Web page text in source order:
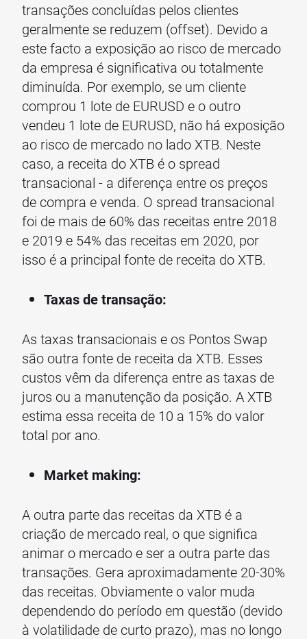
transações concluídas pelos clientes
geralmente se reduzem (offset). Devido a
este facto a exposição ao risco de mercado
da empresa é significativa ou totalmente
diminuída. Por exemplo, se um cliente
comprou 1 lote de EURUSD e o outro
vendeu 1 lote de EURUSD, não há exposição
ao risco de mercado no lado XTB. Neste
caso, a receita do XTB é o spread
transacional - a diferença entre os preços
de compra e venda. O spread transacional
foi de mais de 60% das receitas entre 2018
e 2019 e 54% das receitas em 2020, por
isso é a principal fonte de receita do XTB.
Taxas de transação:
As taxas transacionais e os Pontos Swap
são outra fonte de receita da XTB. Esses
custos vêm da diferença entre as taxas de
juros ou a manutenção da posição. A XTB
estima essa receita de 10 a 15% do valor
total por ano.
Market making:
A outra parte das receitas da XTB é a
criação de mercado real, o que significa
animar o mercado e ser a outra parte das
transações. Gera aproximadamente 20-30%
das receitas. Obviamente o valor muda
dependendo do período em questão (devido
à volatilidade de curto prazo), mas no longo